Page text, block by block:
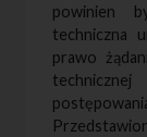
powinien
techniczna
prawo